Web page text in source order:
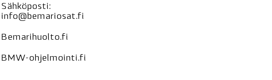
Sähköposti:
info@bemariosat.fi
Bemarihuolto.fi
BMW-ohjelmointi.fi